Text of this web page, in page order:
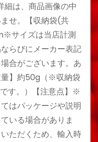
は、商品画像の中
せ。【収納袋(共
サイズは当店計測
らびにメーカー表記
合がございます。あ
量】約50g（※収納袋
す。）【注意点】※
はパッケージや説明
いる場合がありま
ただくため、輸入時